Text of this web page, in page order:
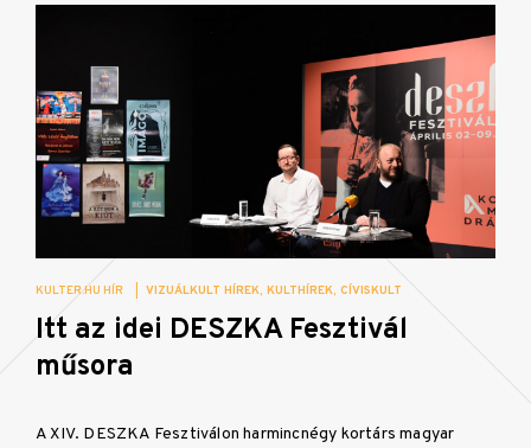
KULTER.HU HÍR VIZUÁLKULT HÍREK KULTHÍREK CÍVISKULT
Itt az idei DESZKA Fesztivál
műsora
A XIV. DESZKA Fesztiválon harmincnégy kortárs magyar